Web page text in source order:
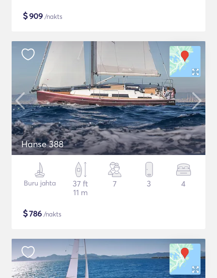
$909 /nakts
Hanse 388
Buru jahta
37 ft
11 m
7 3 4
$786 /nakts